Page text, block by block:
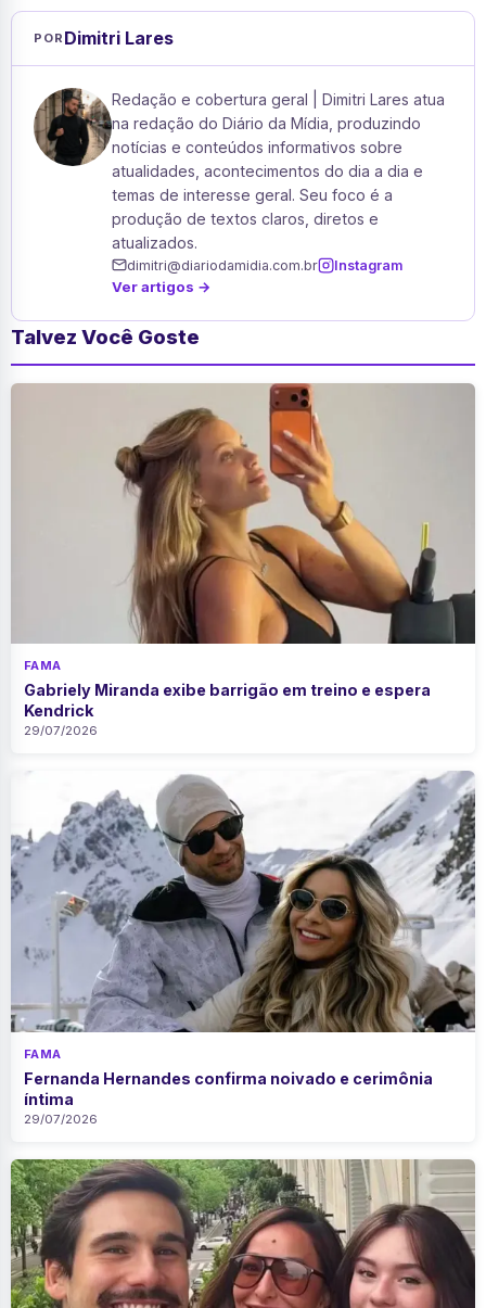
POR Dimitri Lares
Redação e cobertura geral | Dimitri Lares atua
na redação do Diário da Mídia, produzindo
notícias e conteúdos informativos sobre
atualidades, acontecimentos do dia a dia e
temas de interesse geral. Seu foco é a
produção de textos claros, diretos e
atualizados.
dimitri@diariodamidia.com.br Instagram
Ver artigos →
Talvez Você Goste
FAMA
Gabriely Miranda exibe barrigão em treino e espera
Kendrick
29/07/2026
FAMA
Fernanda Hernandes confirma noivado e cerimônia
íntima
29/07/2026